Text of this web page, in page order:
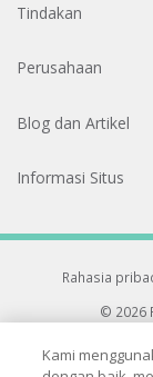
Tindakan
Perusahaan
Blog dan Artikel
Informasi Situs
Rahasia
© 2026
33
Kami